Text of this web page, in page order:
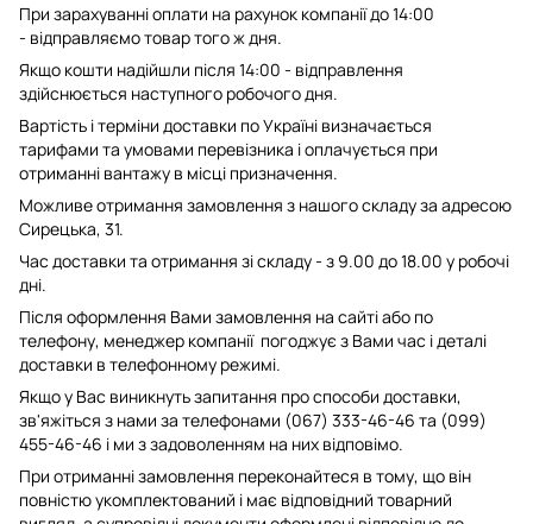
При зарахуванні оплати на рахунок компанії до 14:00
- відправляємо товар того ж дня.
Якщо кошти надійшли після 14:00 - відправлення
здійснюється наступного робочого дня.
Вартість і терміни доставки по Україні визначається
тарифами та умовами перевізника і оплачується при
отриманні вантажу в місці призначення.
Можливе отримання замовлення з нашого складу за адресою
Сирецька, 31.
Час доставки та отримання зі складу - з 9.00 до 18.00 у робочі
дні.
Після оформлення Вами замовлення на сайті або по
телефону, менеджер компанії погоджує з Вами час і деталі
доставки в телефонному режимі.
Якщо у Вас виникнуть запитання про способи доставки,
зв'яжіться з нами за телефонами (067) 333-46-46 та (099)
455-46-46 і ми з задоволенням на них відповімо.
При отриманні замовлення переконайтеся в тому, що він
повністю укомплектований і має відповідний товарний